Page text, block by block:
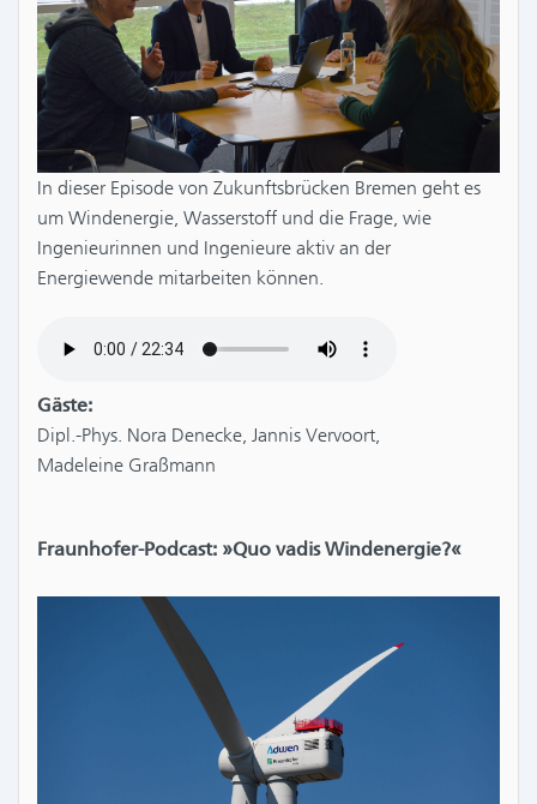
In dieser Episode von Zukunftsbrücken Bremen geht es
um Windenergie, Wasserstoff und die Frage, wie
Ingenieurinnen und Ingenieure aktiv an der
Energiewende mitarbeiten können.
Gäste:
Dipl.-Phys. Nora Denecke, Jannis Vervoort,
Madeleine Graßmann
Fraunhofer-Podcast: »Quo vadis Windenergie?«